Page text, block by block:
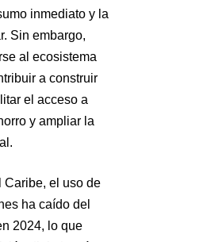
inmediato y la
Sin embargo,
al ecosistema
a construir
el acceso a
y ampliar la
Caribe, el uso de
ha caído del
2024, lo que